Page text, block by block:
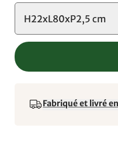
H22xL80xP2,5 cm
Fabriqué et livré